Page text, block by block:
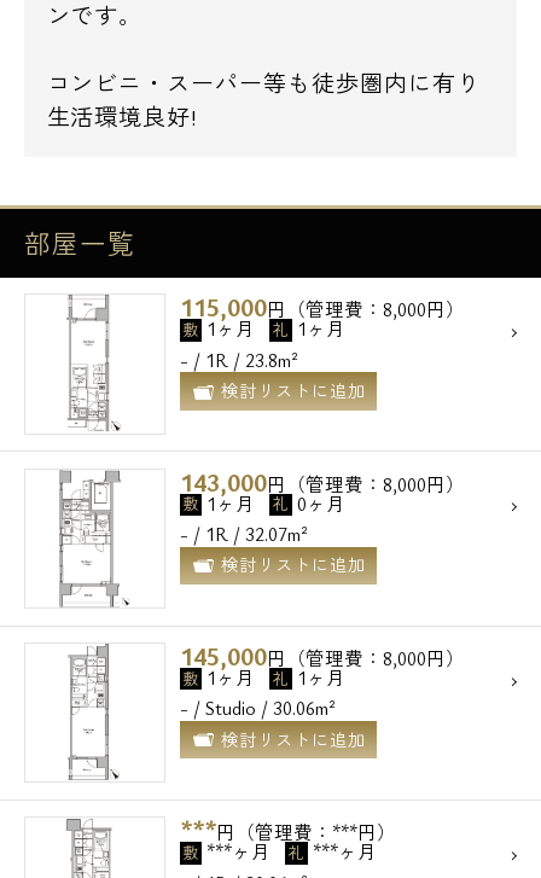
ンです。
コンビニ・スーパー等も徒歩圏内に有り
生活環境良好!
部屋一覧
115,000円（管理費：8,000円）
敷 1ヶ月 礼 1ヶ月
- / 1R / 23.8m²
検討リストに追加
143,000円（管理費：8,000円）
敷 1ヶ月 礼 0ヶ月
- / 1R / 32.07m²
検討リストに追加
145,000円（管理費：8,000円）
敷 1ヶ月 礼 1ヶ月
- / Studio / 30.06m²
検討リストに追加
***円（管理費：***円）
敷 ***ヶ月 礼 ***ヶ月